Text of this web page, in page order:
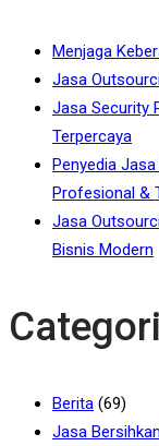
Menjaga
Jasa
Jasa Security
Terpercaya
Penyedia
Profesional &
Jasa
Bisnis Modern
Berita (69)
Jasa